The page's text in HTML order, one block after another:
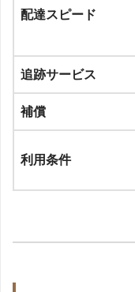
配達スピード
追跡サービス
補償
利用条件